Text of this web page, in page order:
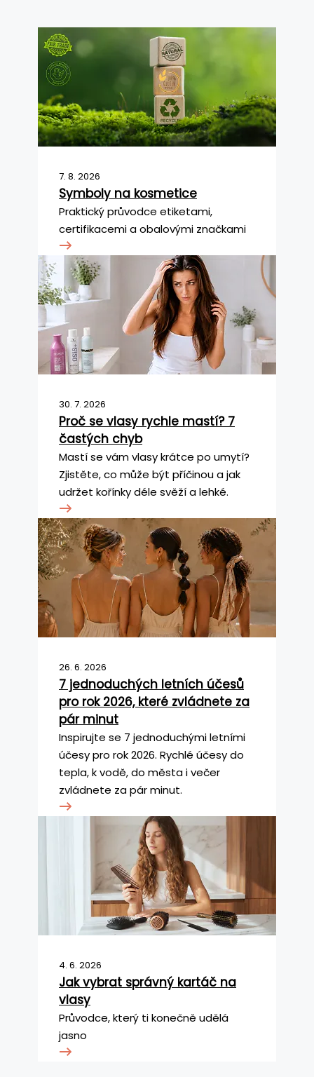
7. 8. 2026
Symboly na kosmetice
Praktický průvodce etiketami,
certifikacemi a obalovými značkami
30. 7. 2026
Proč se vlasy rychle mastí? 7
častých chyb
Mastí se vám vlasy krátce po umytí?
Zjistěte, co může být příčinou a jak
udržet kořínky déle svěží a lehké.
26. 6. 2026
7 jednoduchých letních účesů
pro rok 2026, které zvládnete za
pár minut
Inspirujte se 7 jednoduchými letními
účesy pro rok 2026. Rychlé účesy do
tepla, k vodě, do města i večer
zvládnete za pár minut.
4. 6. 2026
Jak vybrat správný kartáč na
vlasy
Průvodce, který ti konečně udělá
jasno